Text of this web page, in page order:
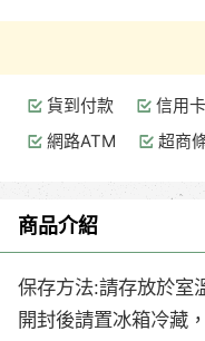
貨到付款 信用
網路ATM
超商
商品介紹
保存方法:請存放於室
開封後請置冰箱冷藏